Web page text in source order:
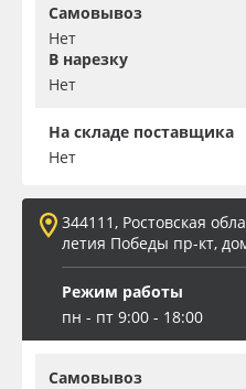
Самовывоз
Нет
В нарезку
Нет
На складе поставщика
Нет
344111, Ростовская
летия Победы пр-кт,
Режим работы
пн - пт 9:00 - 18:00
Самовывоз